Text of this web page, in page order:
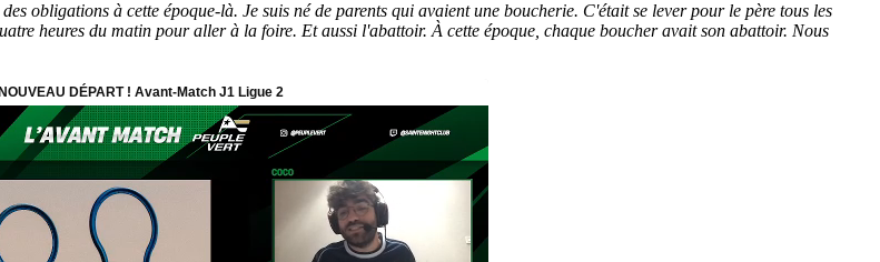
obligations à cette époque-là. Je suis né de parents qui avaient une boucherie. C'était se lever pour le père tous les
heures du matin pour aller à la foire. Et aussi l'abattoir. À cette époque, chaque boucher avait son abattoir. Nous